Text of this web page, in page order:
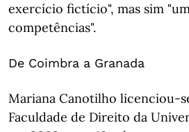
exercício fictício", mas sim
competências".
De Coimbra a Granada
Mariana Canotilho licenciou-
Faculdade de Direito da